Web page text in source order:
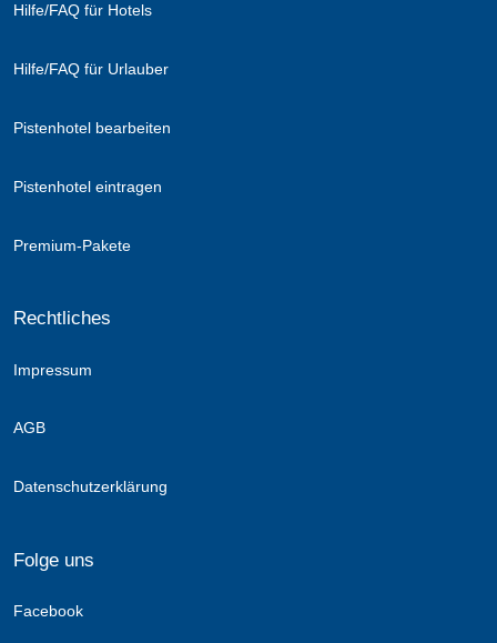
Hilfe/FAQ für Hotels
Hilfe/FAQ für Urlauber
Pistenhotel bearbeiten
Pistenhotel eintragen
Premium-Pakete
Rechtliches
Impressum
AGB
Datenschutzerklärung
Folge uns
Facebook